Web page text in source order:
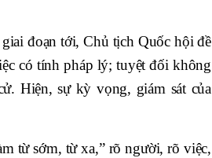
đoạn tới, Chủ tịch Quốc hội đề
có tính pháp lý; tuyệt đối không
Hiện, sự kỳ vọng, giám sát của
từ sớm, từ xa,” rõ người, rõ việc,